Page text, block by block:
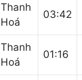
Thanh
Hoá
03:42
Thanh
Hoá
01:16